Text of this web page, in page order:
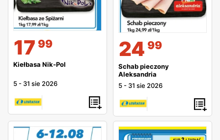
17 99
Kiełbasa Nik-Pol
5 - 31 sie 2026
24 99
Schab pieczony
Aleksandria
5 - 31 sie 2026